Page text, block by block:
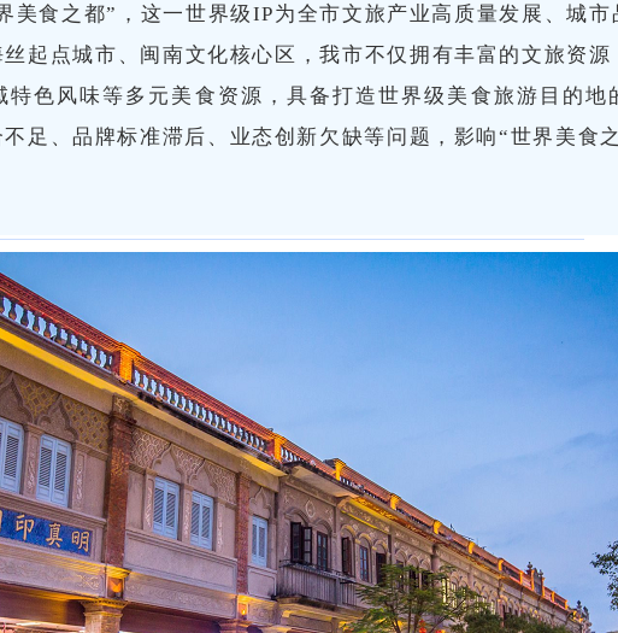
美食之都”，这一世界级IP为全市文旅产业高质量发展、城市
起点城市、闽南文化核心区，我市不仅拥有丰富的文旅资源
特色风味等多元美食资源，具备打造世界级美食旅游目的地
足、品牌标准滞后、业态创新欠缺等问题，影响“世界美食